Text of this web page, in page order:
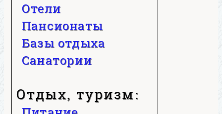
Отели
Пансионаты
Базы отдыха
Санатории
Отдых, туризм: